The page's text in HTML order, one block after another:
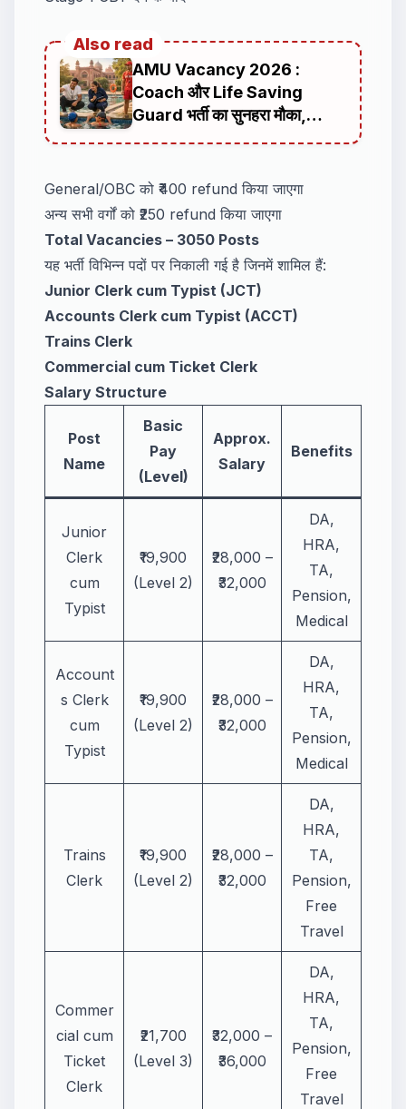
Also read
AMU Vacancy 2026 :
Coach और Life Saving
Guard भर्ती का सुनहरा मौका,
General/OBC को ₹400 refund किया जाएगा
अन्य सभी वर्गों को ₹250 refund किया जाएगा
Total Vacancies – 3050 Posts
यह भर्ती विभिन्न पदों पर निकाली गई है जिनमें शामिल हैं:
Junior Clerk cum Typist (JCT)
Accounts Clerk cum Typist (ACCT)
Trains Clerk
Commercial cum Ticket Clerk
Salary Structure
Post
Name
Basic
Pay
(Level)
Approx.
Salary
Benefits
Junior
Clerk
cum
Typist
₹19,900
(Level 2)
₹28,000 –
₹32,000
DA,
HRA,
TA,
Pension,
Medical
Account
s Clerk
cum
Typist
₹19,900
(Level 2)
₹28,000 –
₹32,000
DA,
HRA,
TA,
Pension,
Medical
Trains
Clerk
₹19,900
(Level 2)
₹28,000 –
₹32,000
DA,
HRA,
TA,
Pension,
Free
Travel
Commer
cial cum
Ticket
Clerk
₹21,700
(Level 3)
₹32,000 –
₹36,000
DA,
HRA,
TA,
Pension,
Free
Travel